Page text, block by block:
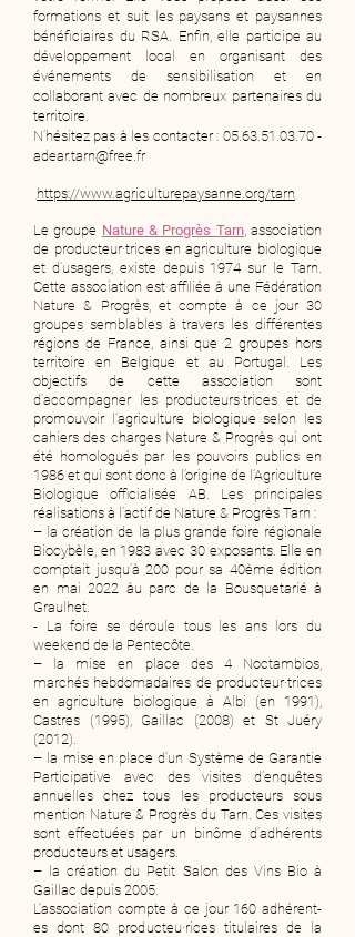
formations et suit les paysans et paysannes
bénéficiaires du RSA. Enfin, elle participe au
développement local en organisant des
événements de sensibilisation et en
collaborant avec de nombreux partenaires du
territoire.
N’hésitez pas à les contacter : 05.63.51.03.70-
adear.tarn@free.fr
https://www.agriculturepaysanne.org/tarn
Le groupe Nature & Progrès Tarn, association
de producteur·trices en agriculture biologique
et d’usagers, existe depuis 1974 sur le Tarn.
Cette association est affiliée à une Fédération
Nature & Progrès, et compte à ce jour 30
groupes semblables à travers les différentes
régions de France, ainsi que 2 groupes hors
territoire en Belgique et au Portugal. Les
objectifs de cette association sont
d’accompagner les producteurs·trices et de
promouvoir l’agriculture biologique selon les
cahiers des charges Nature & Progrès qui ont
été homologués par les pouvoirs publics en
1986 et qui sont donc à l’origine de l’Agriculture
Biologique officialisée AB. Les principales
réalisations à l’actif de Nature & Progrès Tarn :
– la création de la plus grande foire régionale
Biocybèle, en 1983 avec 30 exposants. Elle en
comptait jusqu’à 200 pour sa 40ème édition
en mai 2022 àu parc de la Bousquetarié à
Graulhet.
- La foire se déroule tous les ans lors du
weekend de la Pentecôte.
– la mise en place des 4 Noctambios,
marchés hebdomadaires de producteur·trices
en agriculture biologique à Albi (en 1991),
Castres (1995), Gaillac (2008) et St Juéry
(2012).
– la mise en place d’un Système de Garantie
Participative avec des visites d’enquêtes
annuelles chez tous les producteurs sous
mention Nature & Progrès du Tarn. Ces visites
sont effectuées par un binôme d’adhérents
producteurs et usagers.
– la création du Petit Salon des Vins Bio à
Gaillac depuis 2005.
L’association compte à ce jour 160 adhérent-
es dont 80 producteu·rices titulaires de la